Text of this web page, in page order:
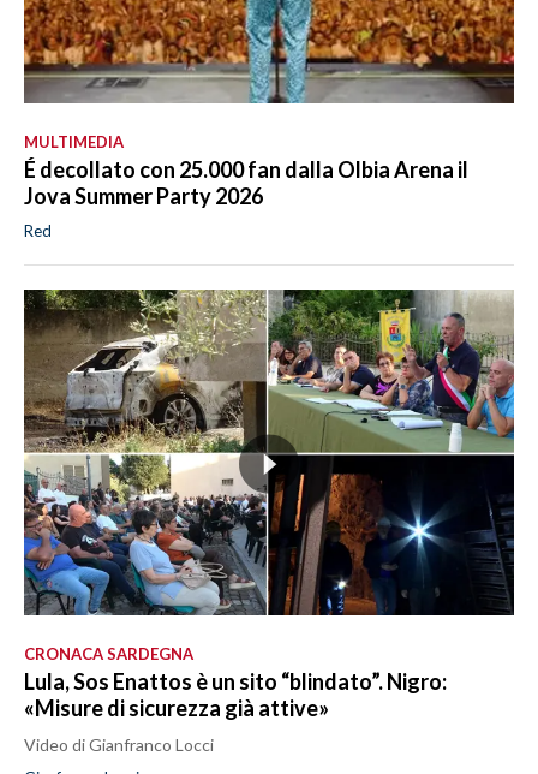
MULTIMEDIA
É decollato con 25.000 fan dalla Olbia Arena il
Jova Summer Party 2026
Red
CRONACA SARDEGNA
Lula, Sos Enattos è un sito “blindato”. Nigro:
«Misure di sicurezza già attive»
Video di Gianfranco Locci